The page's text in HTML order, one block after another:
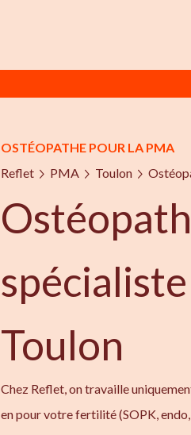
OSTÉOPATHE POUR LA PMA
Reflet
PMA Toulon
Toulon
Chez Reflet, on travaille
en pour votre fertilité (SOPK,